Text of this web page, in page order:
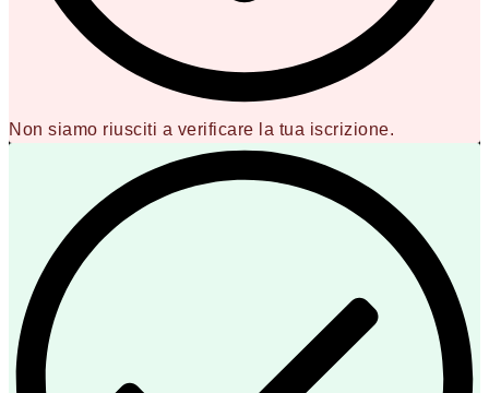
Non siamo riusciti a verificare la tua iscrizione.